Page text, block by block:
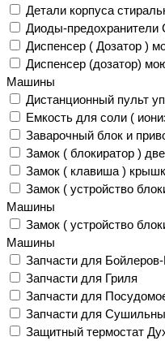
Детали корпуса
Диоды-предохранители
Диспенсер ( Дозатор )
Диспенсер (дозатор)
Машины
Дистанционный пульт
Емкость для соли (
Заварочный блок и
Замок ( блокиратор )
Замок ( клавиша )
Замок ( устройство
Машины
Замок ( устройство
Машины
Запчасти для
Запчасти для Гриля
Запчасти для
Запчасти для
Защитный термостат